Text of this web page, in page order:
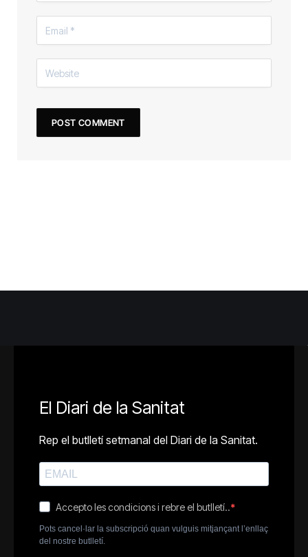
El Diari de la Sanitat
Rep el butlletí setmanal del Diari de la Sanitat.
Accepto les condicions i rebre el butlletí..
Pots cancel·lar la subscripció quan vulguis mitjançant l’enllaç
del nostre butlletí.